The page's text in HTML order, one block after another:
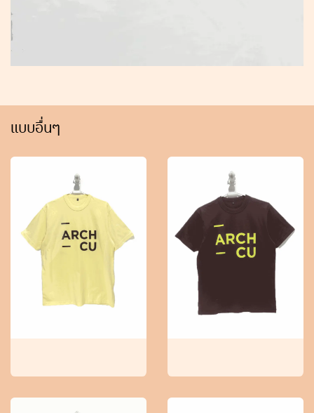
แบบอื่นๆ